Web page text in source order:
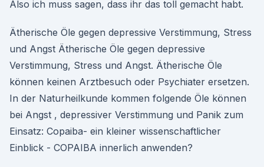
Also ich muss sagen, dass ihr das toll gemacht habt.
Ätherische Öle gegen depressive Verstimmung, Stress
und Angst Ätherische Öle gegen depressive
Verstimmung, Stress und Angst. Ätherische Öle
können keinen Arztbesuch oder Psychiater ersetzen.
In der Naturheilkunde kommen folgende Öle können
bei Angst , depressiver Verstimmung und Panik zum
Einsatz: Copaiba- ein kleiner wissenschaftlicher
Einblick - COPAIBA innerlich anwenden?